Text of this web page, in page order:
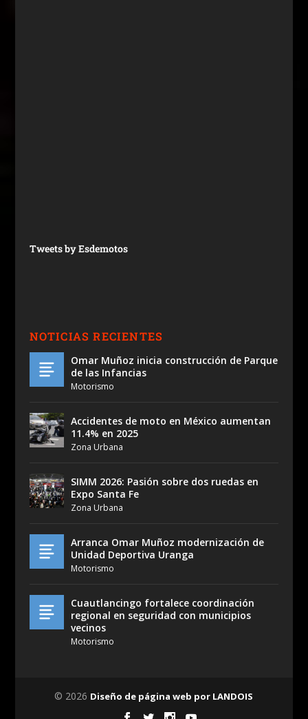
Tweets by Esdemotos
NOTICIAS RECIENTES
Omar Muñoz inicia construcción de Parque
de las Infancias
Motorismo
Accidentes de moto en México aumentan
11.4% en 2025
Zona Urbana
SIMM 2026: Pasión sobre dos ruedas en
Expo Santa Fe
Zona Urbana
Arranca Omar Muñoz modernización de
Unidad Deportiva Uranga
Motorismo
Cuautlancingo fortalece coordinación
regional en seguridad con municipios
vecinos
Motorismo
© 2026 Diseño de página web por LANDOIS